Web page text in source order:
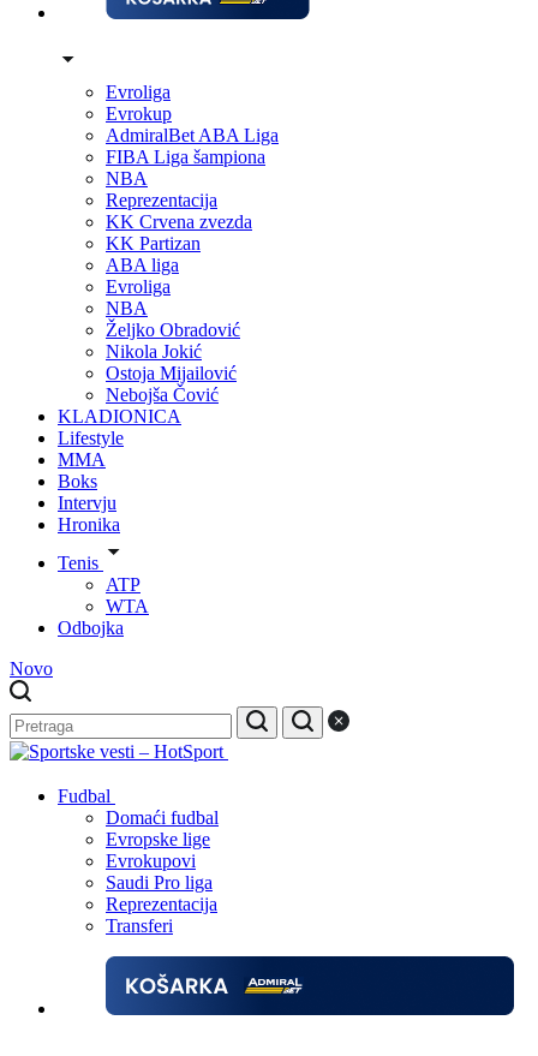
Evroliga
Evrokup
AdmiralBet ABA Liga
FIBA Liga šampiona
NBA
Reprezentacija
KK Crvena zvezda
KK Partizan
ABA liga
Evroliga
NBA
Željko Obradović
Nikola Jokić
Ostoja Mijailović
Nebojša Čović
KLADIONICA
Lifestyle
MMA
Boks
Intervju
Hronika
Tenis
ATP
WTA
Odbojka
Novo
Fudbal
Domaći fudbal
Evropske lige
Evrokupovi
Saudi Pro liga
Reprezentacija
Transferi